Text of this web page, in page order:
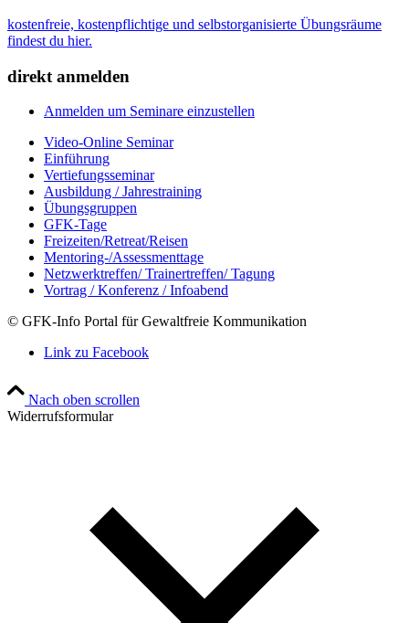
kostenfreie, kostenpflichtige und selbstorganisierte Übungsräume
findest du hier.
direkt anmelden
Anmelden um Seminare einzustellen
Video-Online Seminar
Einführung
Vertiefungsseminar
Ausbildung / Jahrestraining
Übungsgruppen
GFK-Tage
Freizeiten/Retreat/Reisen
Mentoring-/Assessmenttage
Netzwerktreffen/ Trainertreffen/ Tagung
Vortrag / Konferenz / Infoabend
© GFK-Info Portal für Gewaltfreie Kommunikation
Link zu Facebook
Nach oben scrollen
Widerrufsformular